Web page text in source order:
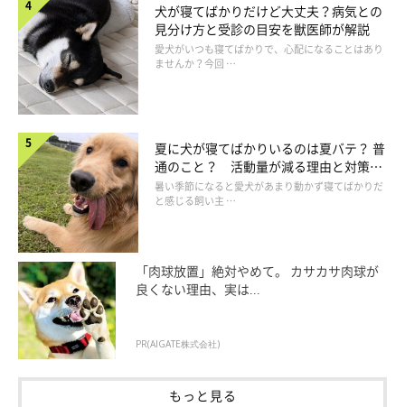
犬が寝てばかりだけど大丈夫？病気との
見分け方と受診の目安を獣医師が解説
愛犬がいつも寝てばかりで、心配になることはあり
ませんか？今回 …
夏に犬が寝てばかりいるのは夏バテ？ 普
通のこと？ 活動量が減る理由と対策と
は
暑い季節になると愛犬があまり動かず寝てばかりだ
と感じる飼い主 …
「肉球放置」絶対やめて。 カサカサ肉球が
良くない理由、実は...
PR(AIGATE株式会社)
もっと見る